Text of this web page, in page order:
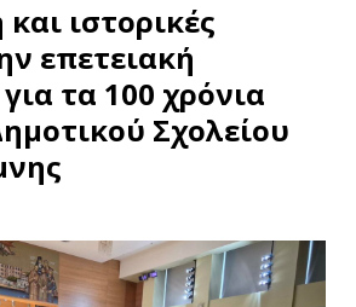
ιστορικές
επετειακή
τα 100 χρόνια
Σχολείου